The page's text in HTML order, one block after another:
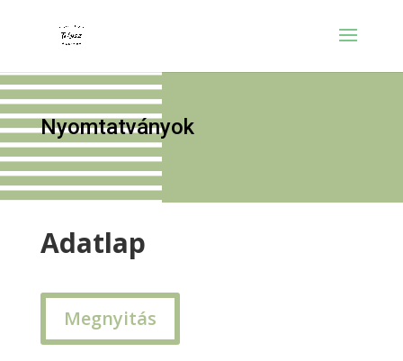
Nyomtatványok
Adatlap
Megnyitás